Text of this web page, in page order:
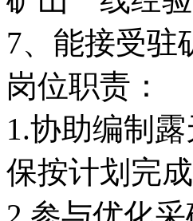
7、能接受驻
岗位职责：
1.协助编制
保按计划完